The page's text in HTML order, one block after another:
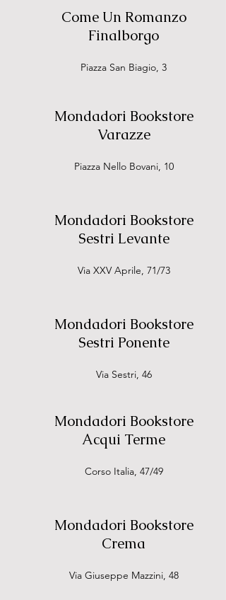
Come Un Romanzo
Finalborgo
Piazza San Biagio, 3
Mondadori Bookstore
Varazze
Piazza Nello Bovani, 10
Mondadori Bookstore
Sestri Levante
Via XXV Aprile, 71/73
Mondadori Bookstore
Sestri Ponente
Via Sestri, 46
Mondadori Bookstore
Acqui Terme
Corso Italia, 47/49
Mondadori Bookstore
Crema
Via Giuseppe Mazzini, 48